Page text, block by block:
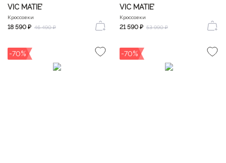
VIC MATIE’
Кроссовки
18 590 ₽ 46 490 ₽
VIC MATIE’
Кроссовки
21 590 ₽ 53 990 ₽
-70% -70%